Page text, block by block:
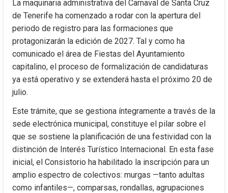
La maquinaria administrativa del Carnaval de Santa Cruz
de Tenerife ha comenzado a rodar con la apertura del
periodo de registro para las formaciones que
protagonizarán la edición de 2027. Tal y como ha
comunicado el área de Fiestas del Ayuntamiento
capitalino, el proceso de formalización de candidaturas
ya está operativo y se extenderá hasta el próximo 20 de
julio.
Este trámite, que se gestiona íntegramente a través de la
sede electrónica municipal, constituye el pilar sobre el
que se sostiene la planificación de una festividad con la
distinción de Interés Turístico Internacional. En esta fase
inicial, el Consistorio ha habilitado la inscripción para un
amplio espectro de colectivos: murgas —tanto adultas
como infantiles—, comparsas, rondallas, agrupaciones